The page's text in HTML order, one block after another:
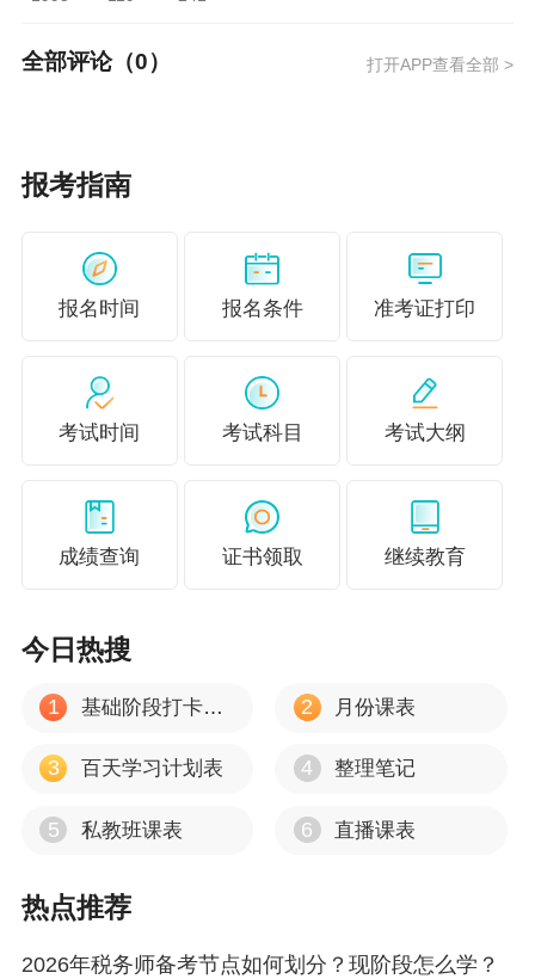
先听课
多，知识点很碎，如果有
果时间和精力有限，听课
之后再看看教材，把握重 标记的内容，补充阅读未
做练习
题。听完课做题时不要翻
书，做完后再看答案正确
总结错题
复巩固，对知识点定期归
更多推荐：
2026年税务师考试报名即将结束！千万不要做这三件事！
全部评论（0） 打开APP查看全部 >
报考指南
报名时间 报名条件 准考证打印
考试时间 考试科目 考试大纲
成绩查询 证书领取 继续教育
今日热搜
1 基础阶段打卡计划 2 月份课表
3 百天学习计划表 4 整理笔记
5 私教班课表 6 直播课表
热点推荐
2026年税务师备考节点如何划分？现阶段怎么学？